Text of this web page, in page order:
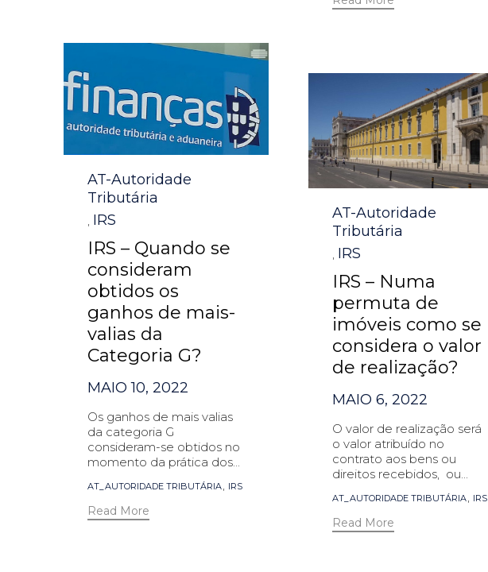
Category
AT-Autoridade
Tributária
, IRS
IRS – Quando se
consideram
obtidos os
ganhos de mais-
valias da
Categoria G?
MAIO 10, 2022
Os ganhos de mais valias
da categoria G
consideram-se obtidos no
momento da prática dos...
Tags
AT_AUTORIDADE TRIBUTÁRIA, IRS
Read More
Category
AT-Autoridade
Tributária
, IRS
IRS – Numa
permuta de
imóveis como se
considera o valor
de realização?
MAIO 6, 2022
O valor de realização será
o valor atribuído no
contrato aos bens ou
direitos recebidos, ou...
Tags
AT_AUTORIDADE TRIBUTÁRIA, IRS
Read More